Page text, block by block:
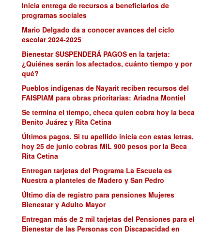
Inicia entrega de recursos a beneficiarios de
programas sociales
Mario Delgado da a conocer avances del ciclo
escolar 2024-2025
Bienestar SUSPENDERÁ PAGOS en la tarjeta:
¿Quiénes serán los afectados, cuánto tiempo y por
qué?
Pueblos indígenas de Nayarit reciben recursos del
FAISPIAM para obras prioritarias: Ariadna Montiel
Se termina el tiempo, checa quien cobra hoy la beca
Benito Juárez y Rita Cetina
Últimos pagos. Si tu apellido inicia con estas letras,
hoy 25 de junio cobras MIL 900 pesos por la Beca
Rita Cetina
Entregan tarjetas del Programa La Escuela es
Nuestra a planteles de Madero y San Pedro
Último día de registro para pensiones Mujeres
Bienestar y Adulto Mayor
Entregan más de 2 mil tarjetas del Pensiones para el
Bienestar de las Personas con Discapacidad en